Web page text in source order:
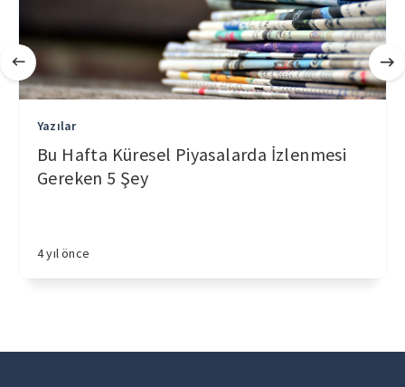
Yazılar
Bu Hafta Küresel Piyasalarda İzlenmesi
Gereken 5 Şey
4 yıl önce